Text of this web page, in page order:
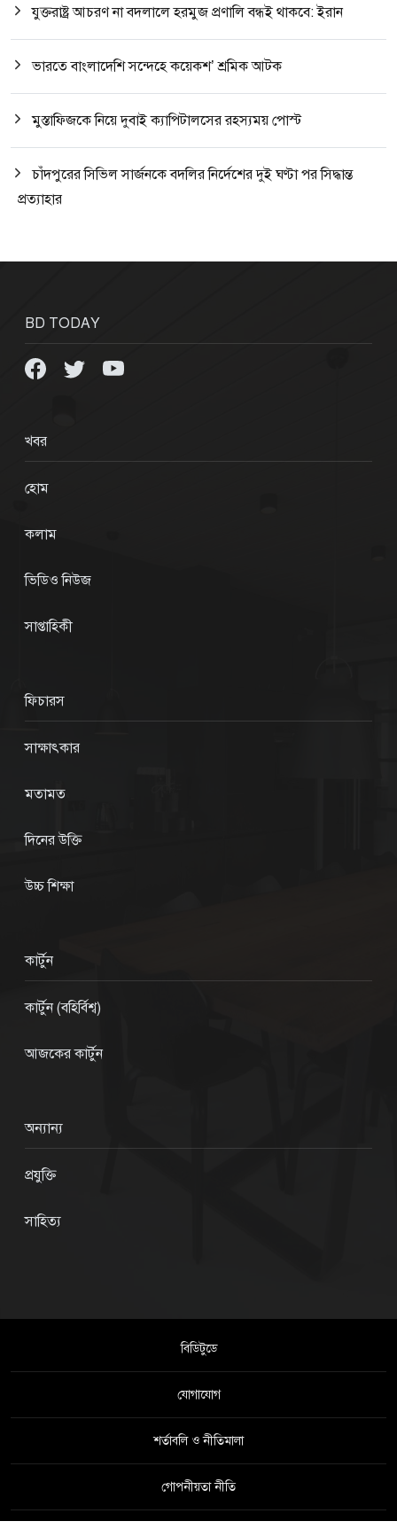
যুক্তরাষ্ট্র আচরণ না বদলালে হরমুজ প্রণালি বন্ধই থাকবে: ইরান
ভারতে বাংলাদেশি সন্দেহে কয়েকশ’ শ্রমিক আটক
মুস্তাফিজকে নিয়ে দুবাই ক্যাপিটালসের রহস্যময় পোস্ট
চাঁদপুরের সিভিল সার্জনকে বদলির নির্দেশের দুই ঘণ্টা পর সিদ্ধান্ত
প্রত্যাহার
BD TODAY
খবর
হোম
কলাম
ভিডিও নিউজ
সাপ্তাহিকী
ফিচারস
সাক্ষাৎকার
মতামত
দিনের উক্তি
উচ্চ শিক্ষা
কার্টুন
কার্টুন (বহির্বিশ্ব)
আজকের কার্টুন
অন্যান্য
প্রযুক্তি
সাহিত্য
বিডিটুডে
যোগাযোগ
শর্তাবলি ও নীতিমালা
গোপনীয়তা নীতি